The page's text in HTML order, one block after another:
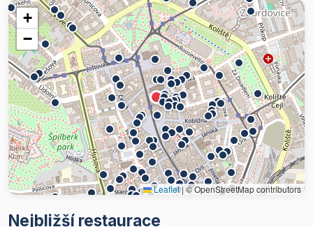
+
−
Leaflet| © OpenStreetMap contributors
Nejbližší restaurace